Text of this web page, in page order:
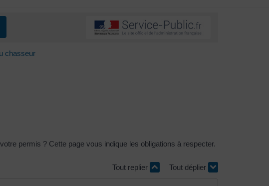
chasseur
permis ? Cette page vous indique les obligations à respecter.
Tout replier Tout déplier